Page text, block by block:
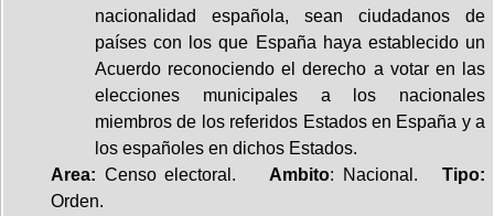
nacionalidad española, sean ciudadanos de
países con los que España haya establecido un
Acuerdo reconociendo el derecho a votar en las
elecciones municipales a los nacionales
miembros de los referidos Estados en España y a
los españoles en dichos Estados.
Area: Censo electoral. Ambito: Nacional. Tipo:
Orden.